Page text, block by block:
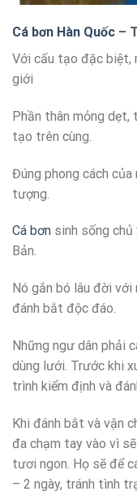
Cá bơn Hàn Quốc –
Với cấu tạo đặc biệt,
giới
Phần thân mỏng dẹt,
tạo trên cùng.
Đúng phong cách
tượng.
Cá bơn sinh sống chủ
Bản.
Nó gắn bó lâu đời
đánh bắt độc đáo.
Những ngư dân phải
dùng lưới. Trước khi
trình kiểm định và
Khi đánh bắt và vận
đa chạm tay vào vì
tươi ngon. Họ sẽ để
– 2 ngày, tránh tình